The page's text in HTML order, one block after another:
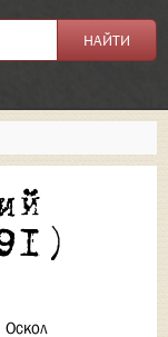
Оскол